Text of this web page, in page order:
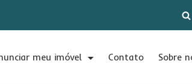
meu imóvel Contato Sobre